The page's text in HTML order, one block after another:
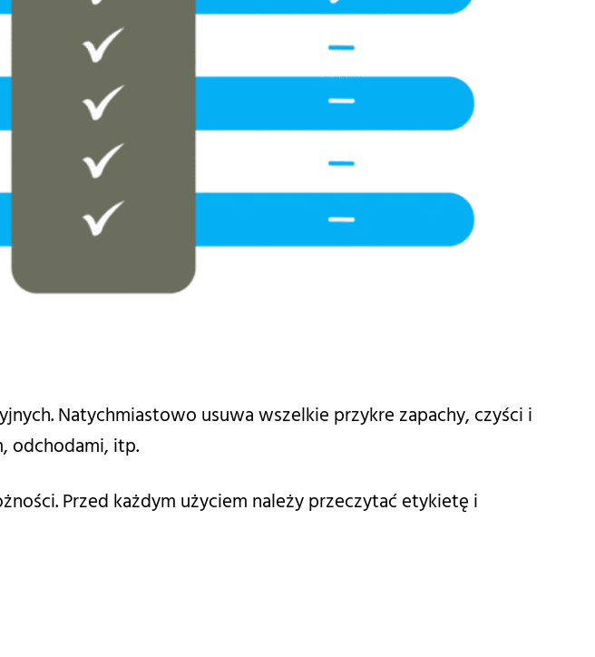
Natychmiastowo usuwa wszelkie przykre zapachy, czyści i
odchodami, itp.
Przed każdym użyciem należy przeczytać etykietę i